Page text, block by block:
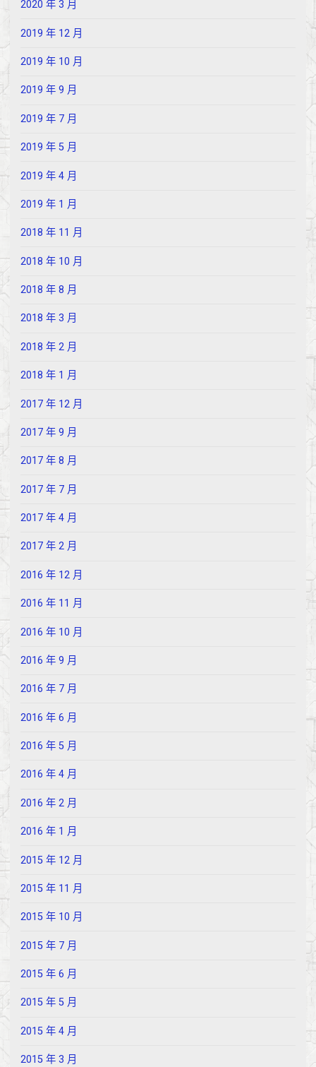
2020 年 3 月
2019 年 12 月
2019 年 10 月
2019 年 9 月
2019 年 7 月
2019 年 5 月
2019 年 4 月
2019 年 1 月
2018 年 11 月
2018 年 10 月
2018 年 8 月
2018 年 3 月
2018 年 2 月
2018 年 1 月
2017 年 12 月
2017 年 9 月
2017 年 8 月
2017 年 7 月
2017 年 4 月
2017 年 2 月
2016 年 12 月
2016 年 11 月
2016 年 10 月
2016 年 9 月
2016 年 7 月
2016 年 6 月
2016 年 5 月
2016 年 4 月
2016 年 2 月
2016 年 1 月
2015 年 12 月
2015 年 11 月
2015 年 10 月
2015 年 7 月
2015 年 6 月
2015 年 5 月
2015 年 4 月
2015 年 3 月